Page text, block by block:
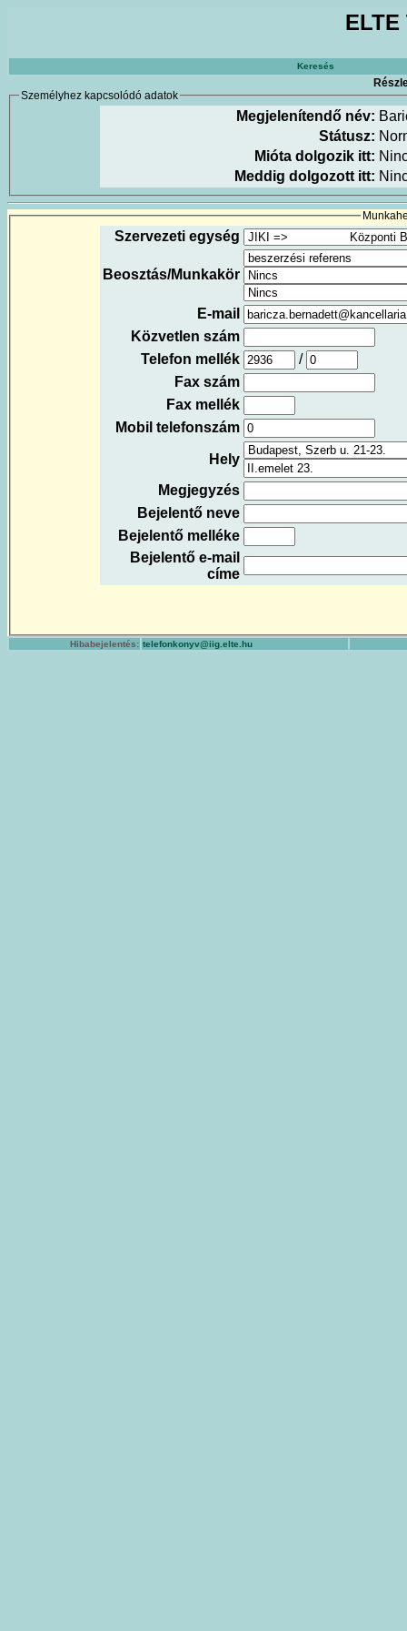
Keresés
Személyhez kapcsolódó adatok
Megjelenítendő név:
Státusz:
Mióta dolgozik itt:
Meddig dolgozott itt:
Szervezeti egység
Beosztás/Munkakör
E-mail
Közvetlen szám
Telefon mellék
/
Fax szám
Fax mellék
Mobil telefonszám
Hely
Megjegyzés
Bejelentő neve
Bejelentő melléke
Bejelentő e-mail
címe
Hibabejelentés: telefonkonyv@iig.elte.hu